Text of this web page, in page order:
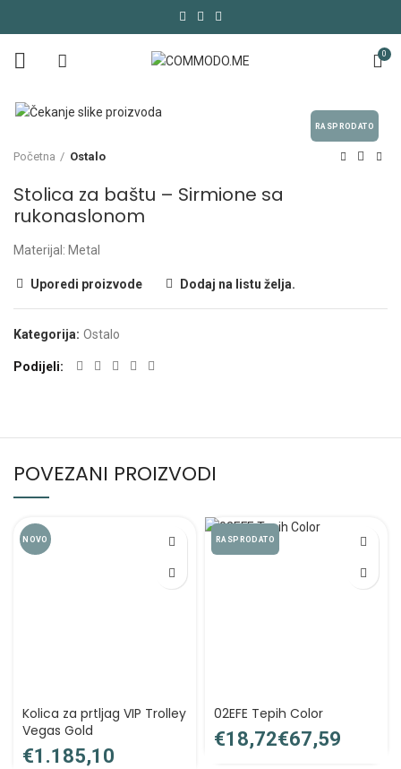
0
RASPRODATO
Početna Ostalo
Stolica za baštu – Sirmione sa
rukonaslonom
Materijal: Metal
Uporedi proizvode Dodaj na listu želja.
Kategorija: Ostalo
Podijeli
POVEZANI PROIZVODI
NOVO
Kolica za prtljag VIP Trolley
Vegas Gold
€
RASPRODATO
02EFE Tepih Color
€ €